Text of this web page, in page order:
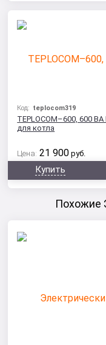
Код: teplocom319
TEPLOCOM–600, 600
для котла
Цена: 21 900 руб.
Купить
Похожие